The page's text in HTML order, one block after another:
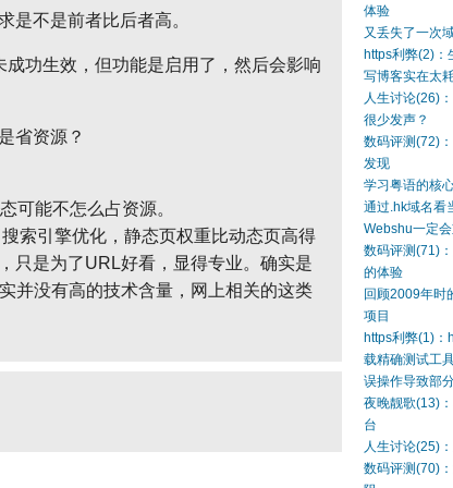
是不是前者比后者高。
功生效，但功能是启用了，然后会影响
省资源？
可能不怎么占资源。
索引擎优化，静态页权重比动态页高得
只是为了URL好看，显得专业。确实是
并没有高的技术含量，网上相关的这类
体验
又丢失了一次
https利弊(2)：
写博客实在太
人生讨论(26)
很少发声？
数码评测(72)
发现
学习粤语的核
通过.hk域名看
Webshu一定
数码评测(71)
的体验
回顾2009年时
项目
https利弊(1)：
载精确测试工
误操作导致部
夜晚靓歌(13)
台
人生讨论(25)
数码评测(70)